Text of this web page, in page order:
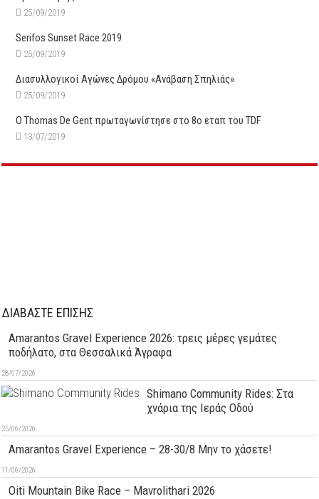
25/09/2019
Serifos Sunset Race 2019
25/09/2019
Διασυλλογικοί Αγώνες Δρόμου «Ανάβαση Σπηλιάς»
25/09/2019
Ο Thomas De Gent πρωταγωνίστησε στο 8ο εταπ του TDF
13/07/2019
ΔΙΑΒΑΣΤΕ ΕΠΙΣΗΣ
Amarantos Gravel Experience 2026: τρεις μέρες γεμάτες
ποδήλατο, στα Θεσσαλικά Άγραφα
28/07/2026
Shimano Community Rides: Στα
χνάρια της Ιεράς Οδού
25/06/2026
Amarantos Gravel Experience – 28-30/8 Μην το χάσετε!
11/06/2026
Oiti Mountain Bike Race – Mavrolithari 2026